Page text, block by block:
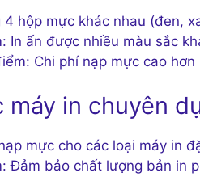
4 hộp mực khác nhau (đen,
In ấn được nhiều màu sắc
Chi phí nạp mực cao
máy in chuyên
mực cho các loại máy in
Đảm bảo chất lượng bản in